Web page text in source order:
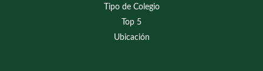
Tipo de Colegio
Top 5
Ubicación